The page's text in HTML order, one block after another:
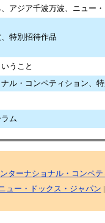
、アジア千波万波、ニュー
特別招待作品
うこと
ル・コンペティション、
ム
ターナショナル・コンペ
ニュー・ドックス・ジャパン